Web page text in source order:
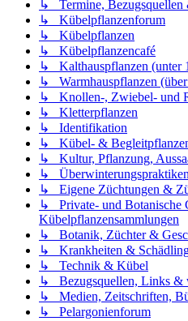
↳ Termine, Bezugsquellen
↳ Kübelpflanzenforum
↳ Kübelpflanzen
↳ Kübelpflanzencafé
↳ Kalthauspflanzen (unter
↳ Warmhauspflanzen
↳ Knollen-, Zwiebel- und
↳ Kletterpflanzen
↳ Identifikation
↳ Kübel- &
↳ Kultur, Pflanzung,
↳
↳ Eigene Züchtungen &
↳ Private- und Botanische
Kübelpflanzensammlungen
↳ Botanik, Züchter &
↳ Krankheiten &
↳ Technik & Kübel
↳ Bezugsquellen, Links &
↳ Medien, Zeitschriften,
↳ Pelargonienforum